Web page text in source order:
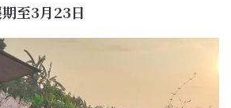
至3月23日